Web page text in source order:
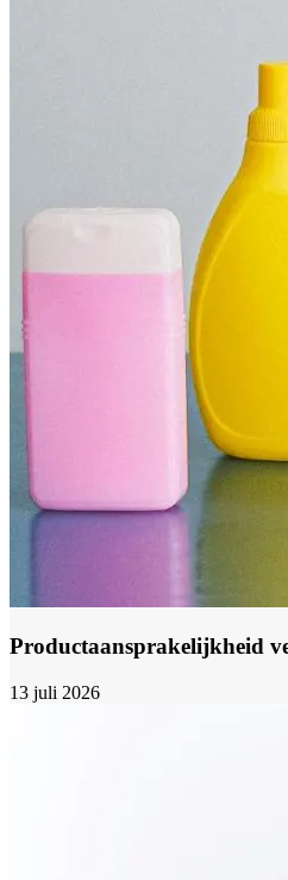
Productaansprakelijkheid
13 juli 2026